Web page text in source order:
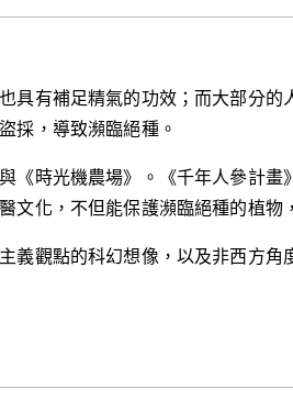
有補足精氣的功效；而大部分
採，導致瀕臨絕種。
《時光機農場》。《千年人參計
化，不但能保護瀕臨絕種的植物
義觀點的科幻想像，以及非西方角